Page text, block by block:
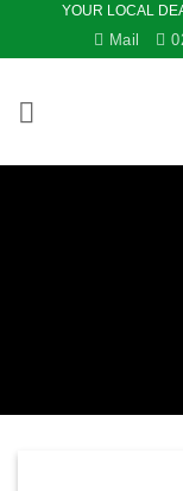
YOUR LOCAL
Mail